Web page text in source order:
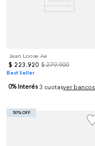
Jean Loose Ae
$ 223.920 $ 279.900
Best Seller
0% Interés 3 cuotasver bancos.
50% OFF